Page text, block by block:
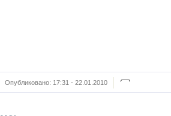
Опубликовано: 17:31 - 22.01.2010